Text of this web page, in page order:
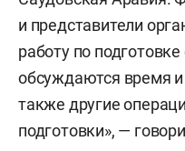
и представители
работу по
обсуждаются время
также другие
подготовки», —